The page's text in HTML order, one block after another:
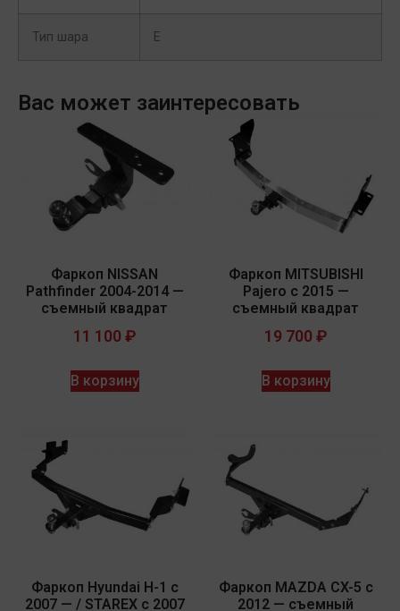
Тип шара E
Вас может заинтересовать
Фаркоп NISSAN
Pathfinder 2004-2014 —
съемный квадрат
11 100 ₽
В корзину
Фаркоп MITSUBISHI
Pajero с 2015 —
съемный квадрат
19 700 ₽
В корзину
Фаркоп Hyundai H-1 с
2007 — / STAREX c 2007
Фаркоп MAZDA CX-5 с
2012 — съемный